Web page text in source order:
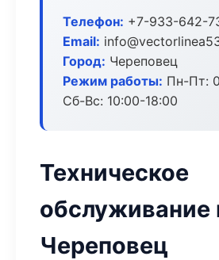
Телефон: +7-933-642-
Email:
Город: Череповец
Режим работы: Пн-Пт:
Сб-Вс: 10:00-18:00
Техническое
обслуживание
Череповец